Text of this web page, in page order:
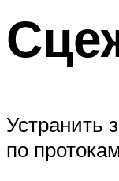
Устранить
по